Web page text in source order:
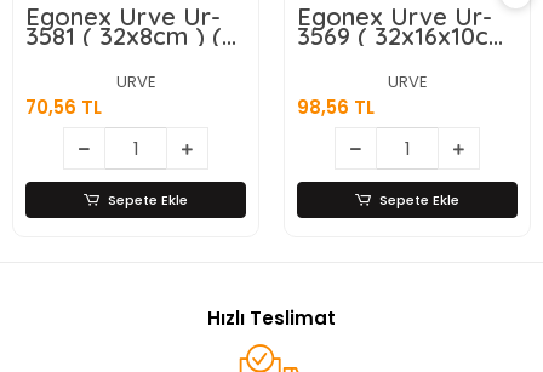
Egonex Urve Ur-
3581 ( 32x8cm ) (
Şeffaf ) (
Düzenleyici )
Plastik Mika
Modüler Çok
Organizer*24=k
URVE
70,56 TL
Sepete Ekle
Egonex Urve Ur-
3569 ( 32x16x10cm
) ( Şeffaf ) (
Düzenleyici )
Plastik Mika
Modüler Çok
Organizer*24=k
URVE
98,56 TL
Sepete Ekle
Hızlı Teslimat